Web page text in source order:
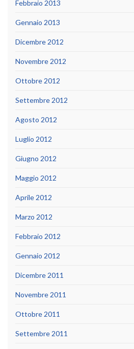
Febbraio 2013
Gennaio 2013
Dicembre 2012
Novembre 2012
Ottobre 2012
Settembre 2012
Agosto 2012
Luglio 2012
Giugno 2012
Maggio 2012
Aprile 2012
Marzo 2012
Febbraio 2012
Gennaio 2012
Dicembre 2011
Novembre 2011
Ottobre 2011
Settembre 2011